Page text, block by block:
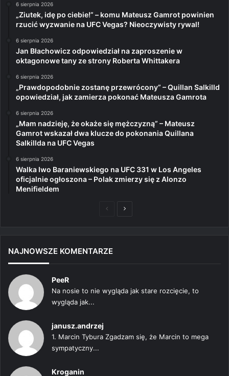
6 sierpnia 2026
„Ziutek, idę po ciebie!” – komu Mateusz Gamrot powinien
rzucić wyzwanie na UFC Vegas? Nieoczywisty rywal!
6 sierpnia 2026
Jan Błachowicz odpowiedział na zaproszenie w
oktagonowe tany ze strony Roberta Whittakera
6 sierpnia 2026
„Prawdopodobnie zostanę przewrócony” – Quillan Salkilld
opowiedział, jak zamierza pokonać Mateusza Gamrota
6 sierpnia 2026
„Mam nadzieję, że okaże się mężczyzną” – Mateusz
Gamrot wskazał dwa klucze do pokonania Quillana
Salkillda na UFC Vegas
6 sierpnia 2026
Walka Iwo Baraniewskiego na UFC 331 w Los Angeles
oficjalnie ogłoszona – Polak zmierzy się z Alonzo
Menifieldem
PoprzedniaNastępna
NAJNOWSZE KOMENTARZE
PeeR
Na nosie to nie wygląda jak stare rozcięcie, to
wygląda jak...
janusz.andrzej
1. Marcin Tybura Zgadzam się, że Marcin to mega
sympatyczny...
Kroganin